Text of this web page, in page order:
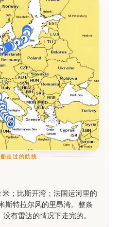
走过的航线
；比斯开湾；法国运河里的
斯特拉尔风的里昂湾。整条
有雷达的情况下走完的。